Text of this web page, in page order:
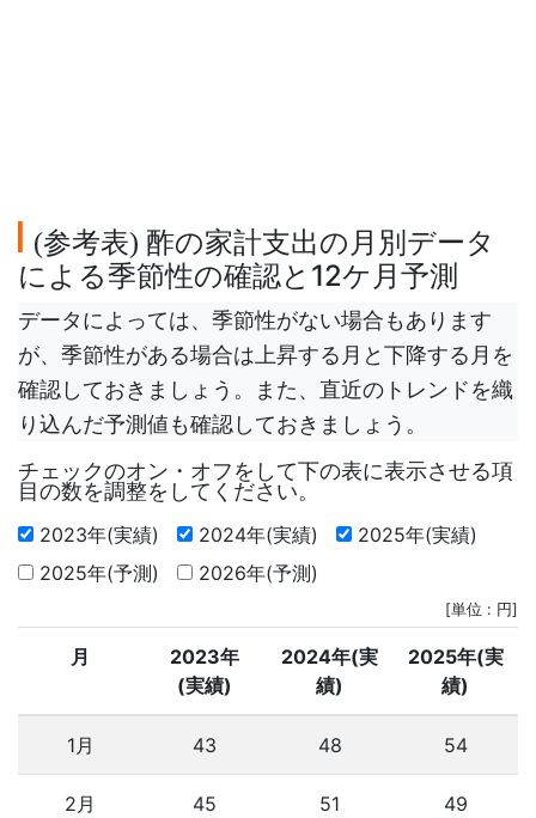
(参考表) 酢の家計支出の月別データ
による季節性の確認と12ケ月予測
データによっては、季節性がない場合もあります
が、季節性がある場合は上昇する月と下降する月を
確認しておきましょう。また、直近のトレンドを織
り込んだ予測値も確認しておきましょう。
チェックのオン・オフをして下の表に表示させる項
目の数を調整をしてください。
2023年(実績) 2024年(実績)
2025年(実績)
2025年(予測)
2026年(予測)
[単位 : 円]
月
2023年
(実績)
2024年(実
績)
2025年(実
績)
1月 43 48 54
2月 45 51 49